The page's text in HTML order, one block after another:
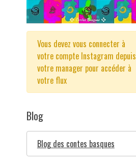
Vous devez vous connecter à
votre compte Instagram depuis
votre manager pour accéder à
votre flux
Blog
Blog des contes basques